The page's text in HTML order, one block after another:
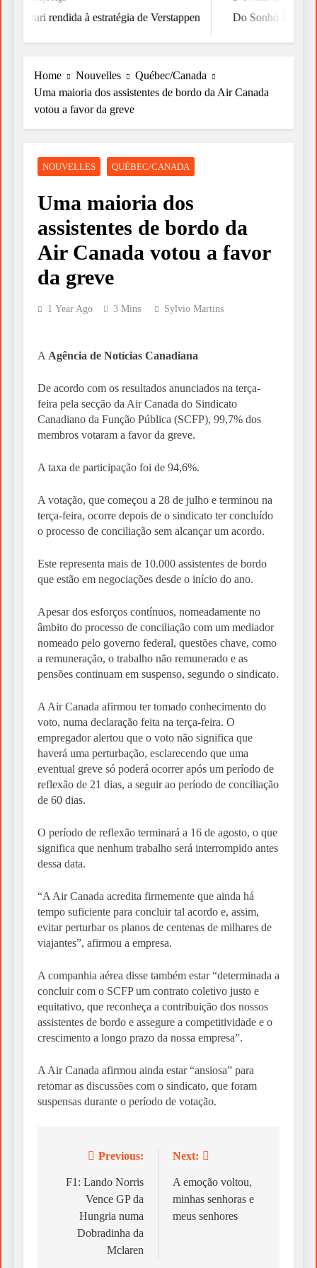
Ferrari rendida à estratégia de Verstappen Do Sonho à Vitória
Home Nouvelles
Québec/Canada
Uma maioria dos assistentes de bordo da Air Canada
votou a favor da greve
NOUVELLES QUÉBEC/CANADA
Uma maioria dos
assistentes de bordo da
Air Canada votou a favor
da greve
1 Year Ago 3 Mins Sylvio Martins
A Agência de Notícias Canadiana
De acordo com os resultados anunciados na terça-
feira pela secção da Air Canada do Sindicato
Canadiano da Função Pública (SCFP), 99,7% dos
membros votaram a favor da greve.
A taxa de participação foi de 94,6%.
A votação, que começou a 28 de julho e terminou na
terça-feira, ocorre depois de o sindicato ter concluído
o processo de conciliação sem alcançar um acordo.
Este representa mais de 10.000 assistentes de bordo
que estão em negociações desde o início do ano.
Apesar dos esforços contínuos, nomeadamente no
âmbito do processo de conciliação com um mediador
nomeado pelo governo federal, questões chave, como
a remuneração, o trabalho não remunerado e as
pensões continuam em suspenso, segundo o sindicato.
A Air Canada afirmou ter tomado conhecimento do
voto, numa declaração feita na terça-feira. O
empregador alertou que o voto não significa que
haverá uma perturbação, esclarecendo que uma
eventual greve só poderá ocorrer após um período de
reflexão de 21 dias, a seguir ao período de conciliação
de 60 dias.
O período de reflexão terminará a 16 de agosto, o que
significa que nenhum trabalho será interrompido antes
dessa data.
“A Air Canada acredita firmemente que ainda há
tempo suficiente para concluir tal acordo e, assim,
evitar perturbar os planos de centenas de milhares de
viajantes”, afirmou a empresa.
A companhia aérea disse também estar “determinada a
concluir com o SCFP um contrato coletivo justo e
equitativo, que reconheça a contribuição dos nossos
assistentes de bordo e assegure a competitividade e o
crescimento a longo prazo da nossa empresa”.
A Air Canada afirmou ainda estar “ansiosa” para
retomar as discussões com o sindicato, que foram
suspensas durante o período de votação.
navigation
Previous:
F1: Lando Norris
Vence GP da
Hungria numa
Dobradinha da
Mclaren
Next:
A emoção voltou,
minhas senhoras e
meus senhores